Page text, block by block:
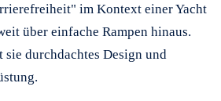
im Kontext einer Yacht
über einfache Rampen hinaus.
sie durchdachtes Design und